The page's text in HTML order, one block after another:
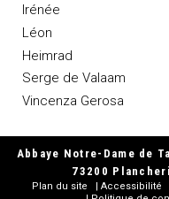
Irénée
Léon
Heimrad
Serge de Valaam
Vincenza Gerosa
Abbaye Notre-Dame de
73200
Plan du site Accessibilité